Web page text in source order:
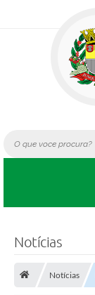
Notícias
Notícias